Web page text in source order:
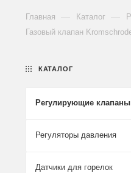
Главная Каталог
Газовый клапан
КАТАЛОГ
Регулирующие клапаны
Регуляторы давления
Датчики для горелок